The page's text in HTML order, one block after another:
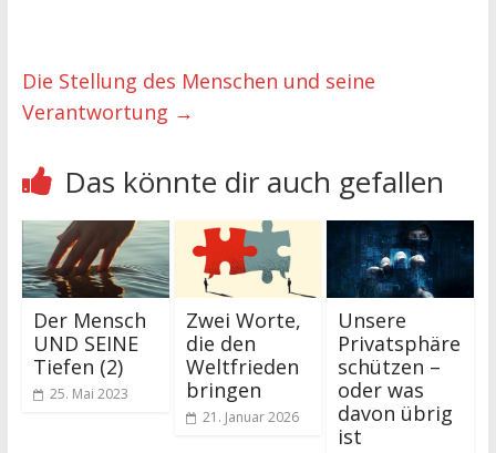
Die Stellung des Menschen und seine
Verantwortung →
Das könnte dir auch gefallen
Der Mensch
UND SEINE
Tiefen (2)
25. Mai 2023
Zwei Worte,
die den
Weltfrieden
bringen
21. Januar 2026
Unsere
Privatsphäre
schützen –
oder was
davon übrig
ist